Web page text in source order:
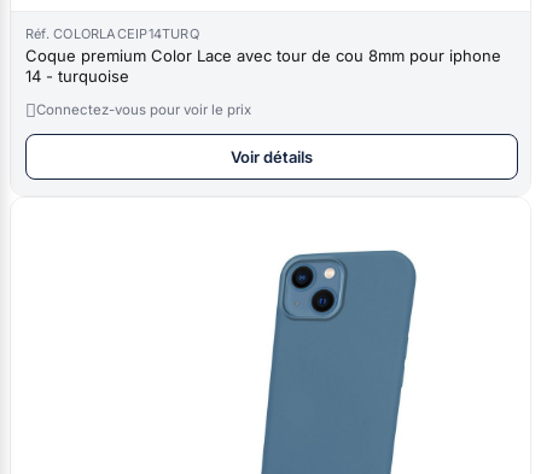
Réf. COLORLACEIP14TURQ
Coque premium Color Lace avec tour de cou 8mm pour iphone
14 - turquoise
Connectez-vous pour voir le prix
Voir détails